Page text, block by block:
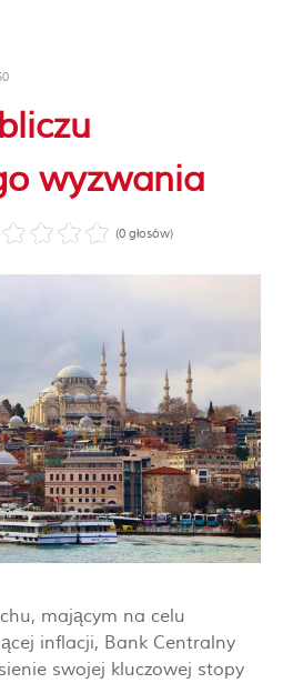
wyzwania
(0 głosów)
mającym na celu
inflacji, Bank Centralny
swojej kluczowej stopy